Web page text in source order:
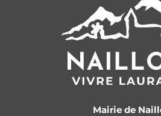
Mairie de